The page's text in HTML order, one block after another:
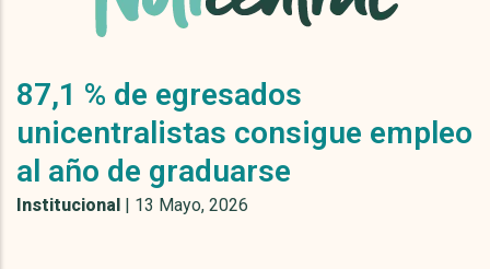
87,1 % de egresados
unicentralistas consigue empleo
al año de graduarse
Institucional | 13 Mayo, 2026